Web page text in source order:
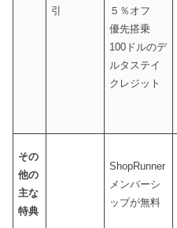
引
５％オフ
優先搭乗
100ドルのデ
ルタステイ
クレジット
その
他の
主な
特典
ShopRunner
メンバーシ
ップが無料